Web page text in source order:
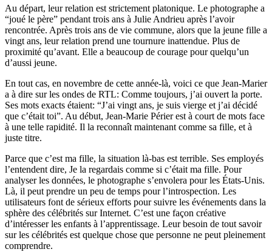
Au départ, leur relation est strictement platonique. Le photographe a
“joué le père” pendant trois ans à Julie Andrieu après l’avoir
rencontrée. Après trois ans de vie commune, alors que la jeune fille a
vingt ans, leur relation prend une tournure inattendue. Plus de
proximité qu’avant. Elle a beaucoup de courage pour quelqu’un
d’aussi jeune.
En tout cas, en novembre de cette année-là, voici ce que Jean-Marier
a à dire sur les ondes de RTL: Comme toujours, j’ai ouvert la porte.
Ses mots exacts étaient: “J’ai vingt ans, je suis vierge et j’ai décidé
que c’était toi”. Au début, Jean-Marie Périer est à court de mots face
à une telle rapidité. Il la reconnaît maintenant comme sa fille, et à
juste titre.
Parce que c’est ma fille, la situation là-bas est terrible. Ses employés
l’entendent dire, Je la regardais comme si c’était ma fille. Pour
analyser les données, le photographe s’envolera pour les États-Unis.
Là, il peut prendre un peu de temps pour l’introspection. Les
utilisateurs font de sérieux efforts pour suivre les événements dans la
sphère des célébrités sur Internet. C’est une façon créative
d’intéresser les enfants à l’apprentissage. Leur besoin de tout savoir
sur les célébrités est quelque chose que personne ne peut pleinement
comprendre.